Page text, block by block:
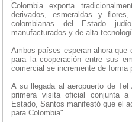
Colombia exporta
derivados, esmeraldas y
colombianas del Estado
manufacturados y de alta
Ambos países esperan ahora
para la cooperación entre sus
comercial se incremente de forma
A su llegada al aeropuerto de
primera visita oficial conjunta
Estado, Santos manifestó que el
para Colombia".